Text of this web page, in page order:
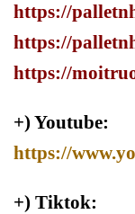
https://
https://
https://
+) Youtube:
https://
+) Tiktok: